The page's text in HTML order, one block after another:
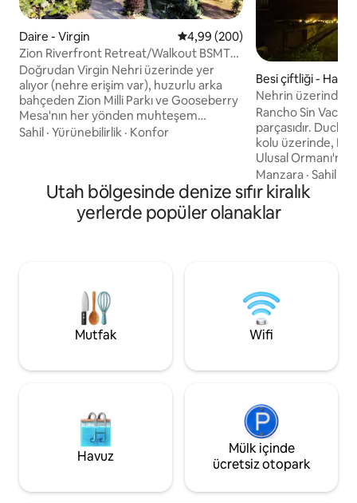
Daire - Virgin 5 üzerinden ortalama 4,99
4,99 (200)
Zion Riverfront Retreat/Walkout BSMT
Apt/En İyi Manzaralar
Doğrudan Virgin Nehri üzerinde yer
alıyor (nehre erişim var), huzurlu arka
bahçeden Zion Milli Parkı ve Gooseberry
Mesa'nın her yönden muhteşem
manzarasına sahip! Yaban hayatını,
24 km uzaklıktadır. Bisiklet sürmek, arazi
aracıyla gezmek ve doğa yürüyüşü
yapmak için mekândan BLM parkurlarına
sahipleri üst katta oturuyor, ara sıra
yukarıdan ses duyulabiliyor.
Sahil · Yürünebilirlik · Konfor
Besi çiftliği -
Nehrin üzerinde
tutun!
Rancho Sin
parçasıdır.
kolu üzerinde,
Ulusal
City'nin 125 km
hektarlık bir mülktür. Nehir
yaklaşık 400
tarafından “Mavi
inşa edilmiş yatak
veranda,
bulunmaktadır. Göletler, kanallar,
alpakalar ve
Manzara ·Sahil
Utah bölgesinde denize sıfır kiralık
yerlerde popüler olanaklar
Mutfak Wifi
Havuz
Mülk içinde
ücretsiz otopark